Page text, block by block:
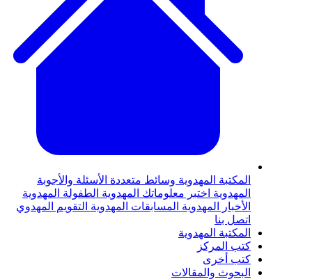
المكتبة المهدوية وسائط متعددة الأسئلة والأجوبة
المهدوية اختبر معلوماتك المهدوية الطفولة المهدوية
الأخبار المهدوية المسابقات المهدوية التقويم المهدوي
اتصل بنا
المكتبة المهدوية
كتب المركز
كتب أخرى
البحوث والمقالات